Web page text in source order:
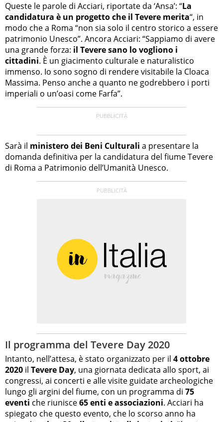
Queste le parole di Acciari, riportate da ‘Ansa’: “La
candidatura è un progetto che il Tevere merita“, in
modo che a Roma “non sia solo il centro storico a essere
patrimonio Unesco”. Ancora Acciari: “Sappiamo di avere
una grande forza: il Tevere sano lo vogliono i
cittadini. È un giacimento culturale e naturalistico
immenso. Io sono sogno di rendere visitabile la Cloaca
Massima. Penso anche a quanto ne godrebbero i porti
imperiali o un’oasi come Farfa”.
Sarà il ministero dei Beni Culturali a presentare la
domanda definitiva per la candidatura del fiume Tevere
di Roma a Patrimonio dell’Umanità Unesco.
Il programma del Tevere Day 2020
Intanto, nell’attesa, è stato organizzato per il 4 ottobre
2020 il Tevere Day, una giornata dedicata allo sport, ai
congressi, ai concerti e alle visite guidate archeologiche
lungo gli argini del fiume, con un programma di 75
eventi che riunisce65 enti e associazioni. Acciari ha
spiegato che questo evento, che lo scorso anno ha